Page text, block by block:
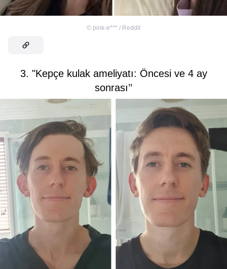
© pink-e*** / Reddit
3. "Kepçe kulak ameliyatı: Öncesi ve 4 ay
sonrası’’